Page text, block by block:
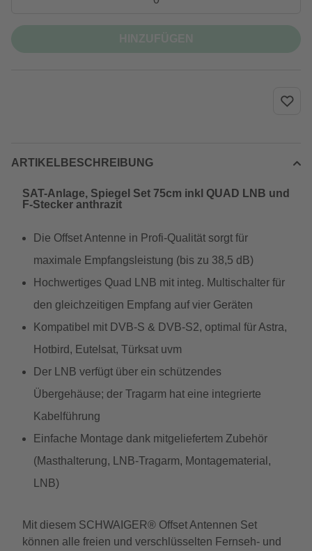
ARTIKELBESCHREIBUNG
SAT-Anlage, Spiegel Set 75cm inkl QUAD LNB und
F-Stecker anthrazit
Die Offset Antenne in Profi-Qualität sorgt für
maximale Empfangsleistung (bis zu 38,5 dB)
Hochwertiges Quad LNB mit integ. Multischalter für
den gleichzeitigen Empfang auf vier Geräten
Kompatibel mit DVB-S & DVB-S2, optimal für Astra,
Hotbird, Eutelsat, Türksat uvm
Der LNB verfügt über ein schützendes
Übergehäuse; der Tragarm hat eine integrierte
Kabelführung
Einfache Montage dank mitgeliefertem Zubehör
(Masthalterung, LNB-Tragarm, Montagematerial,
LNB)
Mit diesem SCHWAIGER® Offset Antennen Set
können alle freien und verschlüsselten Fernseh- und